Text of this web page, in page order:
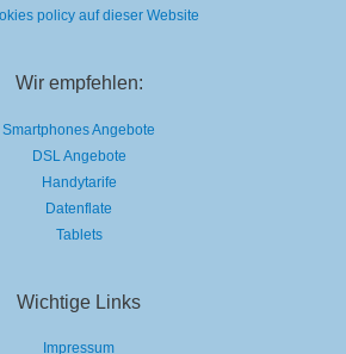
policy auf dieser Website
Wir empfehlen:
Smartphones Angebote
DSL Angebote
Handytarife
Datenflate
Tablets
Wichtige Links
Impressum